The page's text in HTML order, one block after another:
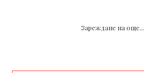
Зареждане на още...